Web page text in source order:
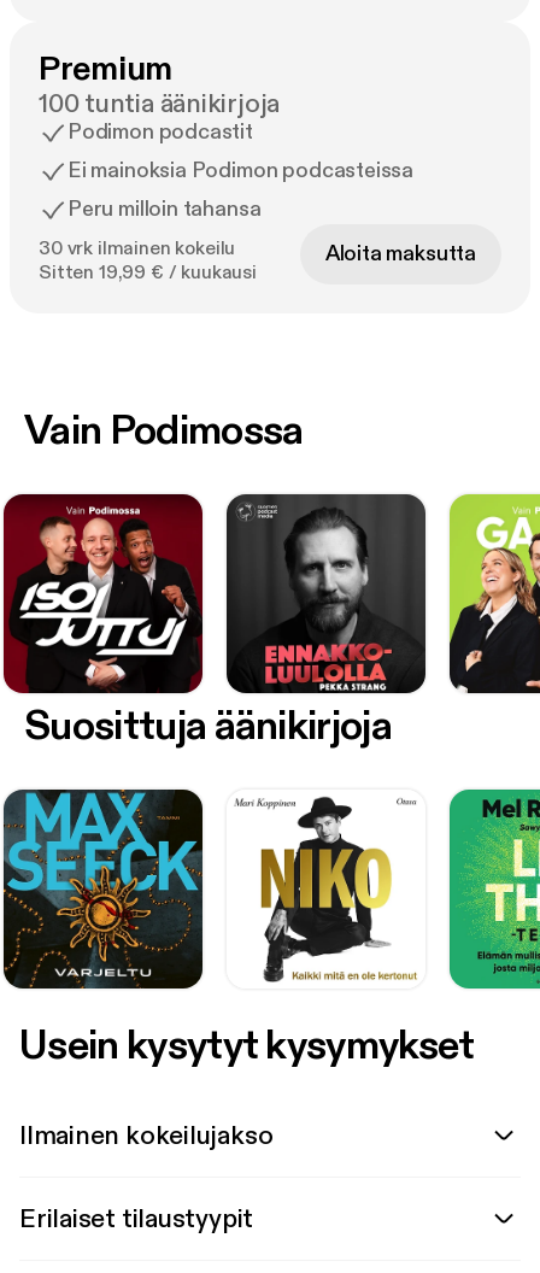
Premium
100 tuntia äänikirjoja
Podimon podcastit
Ei mainoksia Podimon podcasteissa
Peru milloin tahansa
30 vrk ilmainen kokeilu
Sitten 19,99 € / kuukausi
Aloita maksutta
Vain Podimossa
Suosittuja äänikirjoja
Usein kysytyt kysymykset
Ilmainen kokeilujakso
Erilaiset tilaustyypit